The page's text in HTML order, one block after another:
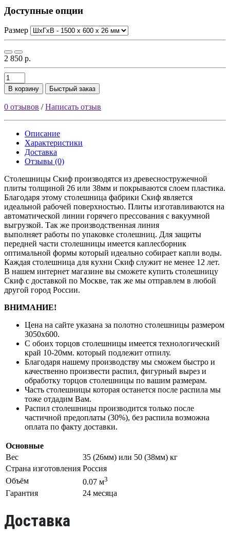
Доступные опции
Размер
2 850 р.
В корзину Быстрый заказ
0 отзывов /Написать отзыв
Описание
Характеристики
Доставка
Отзывы (0)
Столешницы Скиф производятся из древесностружечной
плиты толщиной 26 или 38мм и покрываются слоем пластика.
Благодаря этому столешница фабрики Скиф является
идеальной рабочей поверхностью. Плиты изготавливаются на
автоматической линии горячего прессования с вакуумной
выгрузкой. Так же производственная линия
выполняет работы по упаковке столешниц. Для защиты
передней части столешницы имеется каплесборник
оптимальной формы который идеально собирает капли воды.
Каждая столешница для кухни Скиф служит не менее 12 лет.
В нашем интернет магазине вы сможете купить столешницу
Скиф с доставкой по Москве, так же мы отправлем в любой
другой город России.
ВНИМАНИЕ!
Цена на сайте указана за полотно столешницы размером
3050х600.
С обоих торцов столешницы имеется технологический
край 10-20мм. который подлежит отпилу.
Благодаря нашему производству мы сможем быстро и
качественно произвести распил, фигурный вырез и
обработку торцов столешницы по вашим размерам.
Часть столешницы которая останется после распила мы
тоже отдадим Вам.
Распил столешницы производится только после
частичной предоплаты (30%), без распила возможна
оплата по факту доставки.
Основные
Вес
35 (26мм) или 50 (38мм) кг
Страна изготовления Россия
Объём
0.07 м3
Гарантия 24 месяца
Доставка